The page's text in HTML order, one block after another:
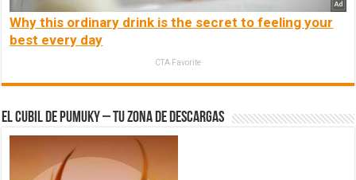
Why this ordinary drink is the secret to feeling your
best every day
CTA Favorite
El Cubil de Pumuky – Tu zona de Descargas